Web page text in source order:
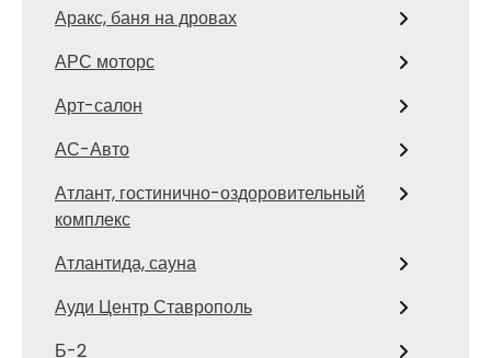
Аракс, баня на дровах
АРС моторс
Арт-салон
АС-Авто
Атлант, гостинично-оздоровительный
комплекс
Атлантида, сауна
Ауди Центр Ставрополь
Б-2